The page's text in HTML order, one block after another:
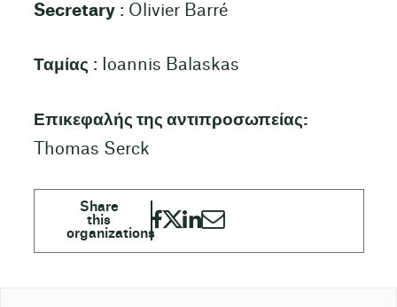
Secretary: Olivier Barré
Ταμίας : Ioannis Balaskas
Επικεφαλής της αντιπροσωπείας:
Thomas Serck